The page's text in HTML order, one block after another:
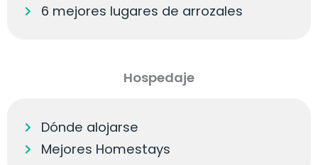
6 mejores lugares de arrozales
Hospedaje
Dónde alojarse
Mejores Homestays